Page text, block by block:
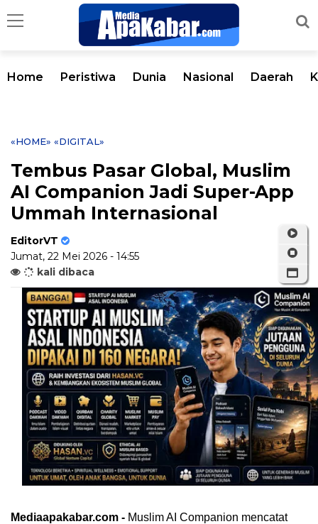
Home Peristiwa Dunia Nasional Daerah
«HOME» «DIGITAL»
Tembus Pasar Global, Muslim
AI Companion Jadi Super-App
Ummah Internasional
EditorVT
Jumat, 22 Mei 2026 - 14:55
kali dibaca
Mediaapakabar.com - Muslim AI Companion mencatat